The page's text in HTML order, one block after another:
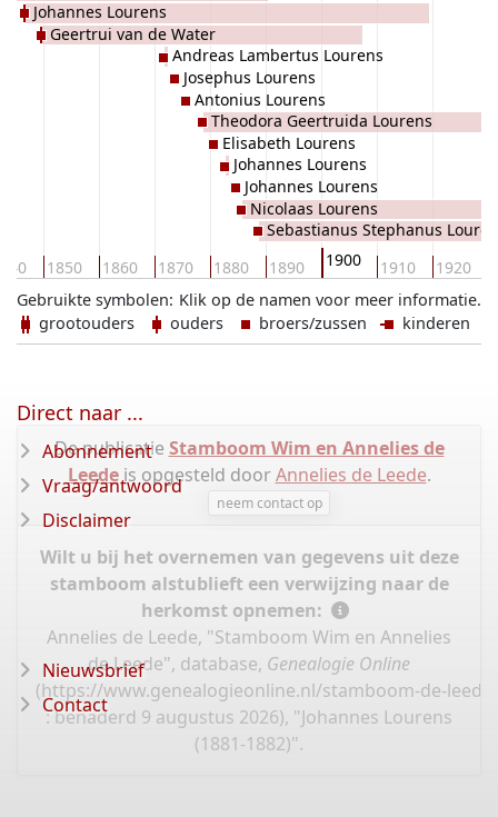
1850 1860 1870 1880 1890 1900 1910 1920
Johannes Lourens
Geertrui van de Water
Andreas Lambertus Lourens
Josephus Lourens
Antonius Lourens
Theodora Geertruida Lourens
Elisabeth Lourens
Johannes Lourens
Johannes Lourens
Nicolaas Lourens
Sebastianus Stephanus
Klik op de namen voor meer informatie.
Gebruikte symbolen:
grootouders
ouders broers/zussen kinderen
De publicatie Stamboom Wim en Annelies de
Leedeis opgesteld doorAnnelies de Leede.
neem contact op
Wilt u bij het overnemen van gegevens uit deze
stamboom alstublieft een verwijzing naar de
herkomst opnemen:
Annelies de Leede, "Stamboom Wim en Annelies
de Leede", database, Genealogie Online
(https://www.genealogieonline.nl/stamboom-de-
: benaderd 9 augustus 2026), "Johannes Lourens
(1881-1882)".
Direct naar ...
Abonnement
Vraag/antwoord
Disclaimer
Nieuwsbrief
Contact